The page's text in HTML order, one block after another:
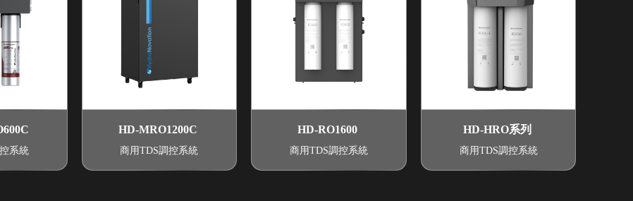
系統
HD-MRO1200C
商用TDS調控系統
HD-RO1600
商用TDS調控系統
HD-HRO系列
商用TDS調控系統